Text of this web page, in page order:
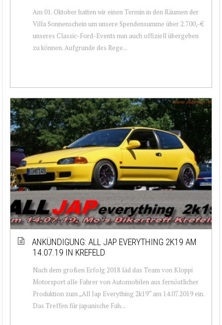
Am 01. Oktober hatten wir einen Termin in den Räumen der
Villa Sonnenschein um unsere Spendensumme über 2.700,-€
unseres Classic-Ford-Events nun auch offiziell übergeben
zu können. Aufgrunde des Rege...
ANKÜNDIGUNG: ALL JAP EVERYTHING 2K19 AM
14.07.19 IN KREFELD
Nach dem großen Erfolg 2018 läd das Team von Kloppi
Motorsport alle Fahrer von Automobilen aus fernöstlicher
Produktion zum „All Jap Everything 2k19“ am 14.07.2019 ein.
Das Treffen für japanische Fah...